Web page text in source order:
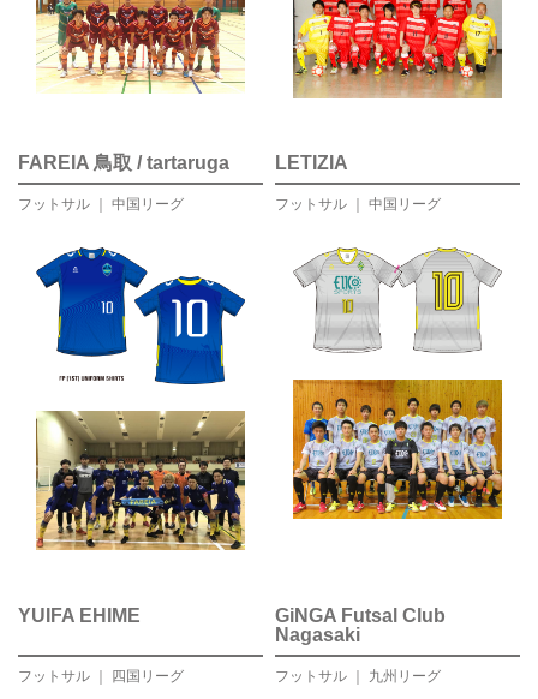
FAREIA 鳥取 / tartaruga
フットサル ｜ 中国リーグ
LETIZIA
フットサル ｜ 中国リーグ
YUIFA EHIME
フットサル ｜ 四国リーグ
GiNGA Futsal Club
Nagasaki
フットサル ｜ 九州リーグ